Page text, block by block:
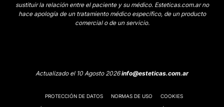
sustituir la relación entre el paciente y su médico. Esteticas.com.ar no
hace apología de un tratamiento médico específico, de un producto
comercial o de un servicio.
Actualizado el 10 Agosto 2026info@esteticas.com.ar
PROTECCIÓN DE DATOS NORMAS DE USO COOKIES